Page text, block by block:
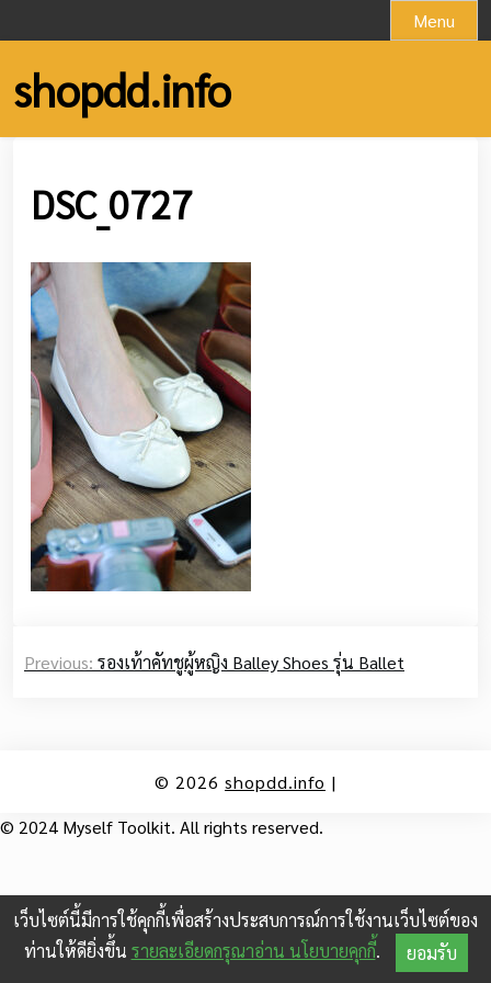
to
content
Menu
shopdd.info
DSC_0727
navigation
Previous: รองเท้าคัทชูผู้หญิง Balley Shoes รุ่น Ballet
© 2026 shopdd.info |
© 2024 Myself Toolkit. All rights reserved.
เว็บไซต์นี้มีการใช้คุกกี้เพื่อสร้างประสบการณ์การใช้งานเว็บไซต์ของ
ท่านให้ดียิ่งขึ้น รายละเอียดกรุณาอ่าน นโยบายคุกกี้. ยอมรับ